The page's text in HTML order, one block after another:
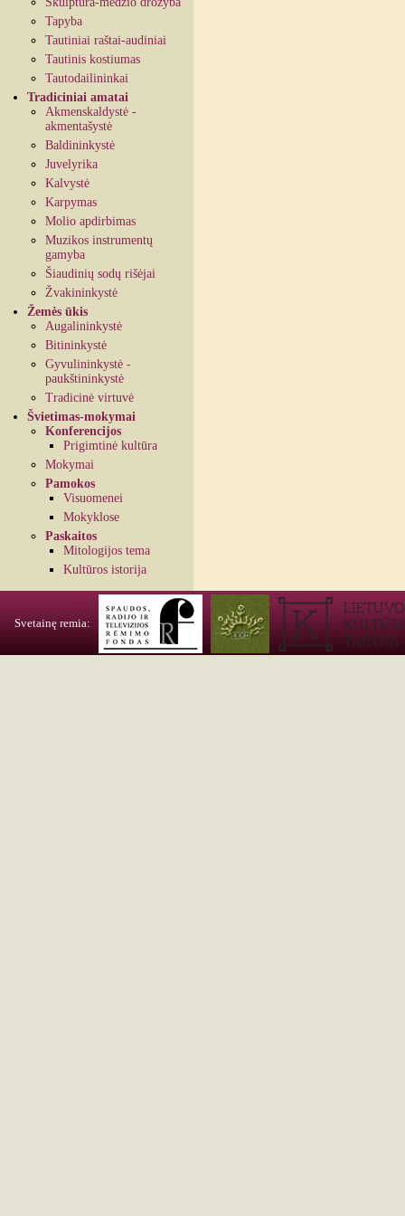
Tapyba
Tautiniai raštai-audiniai
Tautinis kostiumas
Tautodailininkai
Tradiciniai amatai
Akmenskaldystė -
akmentašystė
Baldininkystė
Juvelyrika
Kalvystė
Karpymas
Molio apdirbimas
Muzikos instrumentų
gamyba
Šiaudinių sodų rišėjai
Žvakininkystė
Žemės ūkis
Augalininkystė
Bitininkystė
Gyvulininkystė -
paukštininkystė
Tradicinė virtuvė
Švietimas-mokymai
Konferencijos
Prigimtinė kultūra
Mokymai
Pamokos
Visuomenei
Mokyklose
Paskaitos
Mitologijos tema
Kultūros istorija
Svetainę remia: